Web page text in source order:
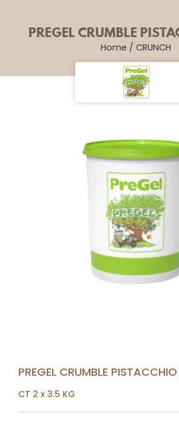
PREGEL CRUMBLE
Home / CRUNCH
PREGEL CRUMBLE
CT 2 x 3.5 KG